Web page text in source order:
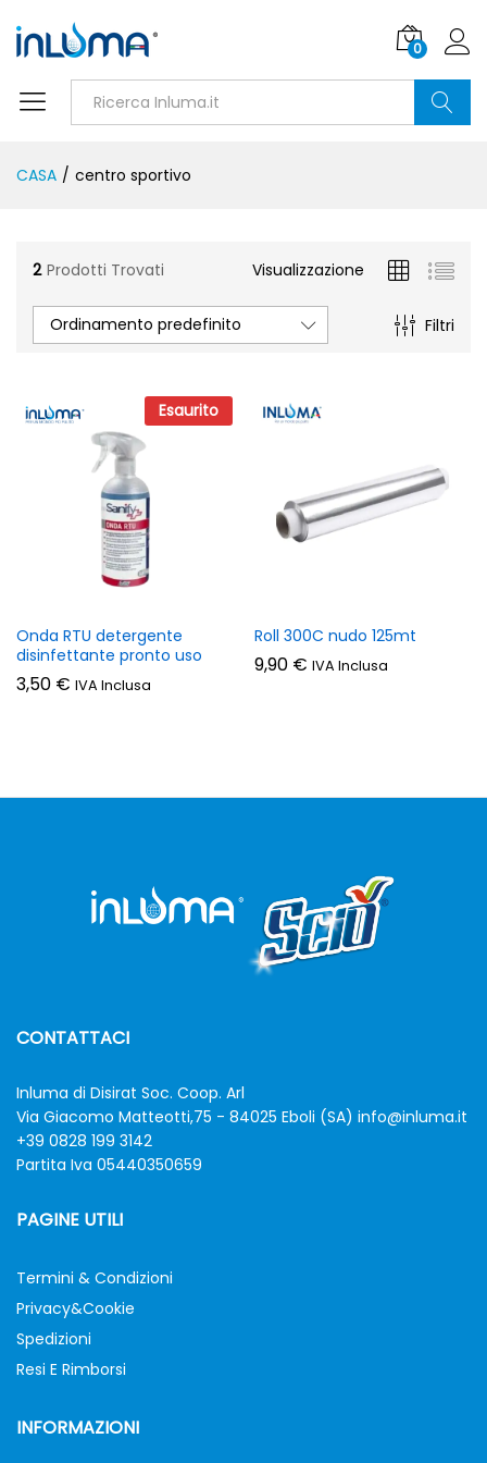
0
CASA / centro sportivo
2 Prodotti Trovati Visualizzazione
Filtri
Ordinamento predefinito
Esaurito
Onda RTU detergente
disinfettante pronto uso
3,50 € IVA Inclusa
Roll 300C nudo 125mt
9,90 € IVA Inclusa
CONTATTACI
Inluma di Disirat Soc. Coop. Arl
Via Giacomo Matteotti,75 - 84025 Eboli (SA) info@inluma.it
+39 0828 199 3142
Partita Iva 05440350659
PAGINE UTILI
Termini & Condizioni
Privacy&Cookie
Spedizioni
Resi E Rimborsi
INFORMAZIONI